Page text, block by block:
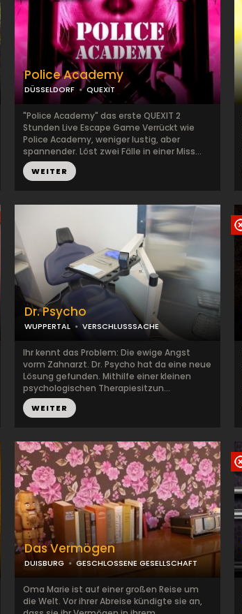
Police Academy
DÜSSELDORF QUEXIT
"Police Academy" das erste QUEXIT 2
Stunden Live Escape Game Verrückt wie
Police Academy, weniger lustig, aber
spannender. Löst zwei Fälle in einer Miss...
WEITER
Dr. Psycho
WUPPERTAL VERSCHLUSSSACHE
Ihr kennt das Problem: Die ewige Angst
vorm Zahnarzt. Dr. Psycho hat da eine neue
Lösung gefunden. Mithilfe einer kleinen
psychologischen Therapiesitzun...
WEITER
Das Vermögen
DUISBURG GESCHLOSSENE GESELLSCHAFT
Oma Marie ist auf einer großen Reise um
die Welt. Vor ihrer Abreise kündigte sie an,